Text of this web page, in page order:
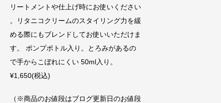
リートメントや仕上げ時にお使いください
。リタニコクリームのスタイリング力を緩
める際にもブレンドしてお使いいただけま
す。 ポンプボトル入り。とろみがあるの
で手からこぼれにくい 50ml入り。
¥1,650(税込)
（※商品のお値段はブログ更新日のお値段